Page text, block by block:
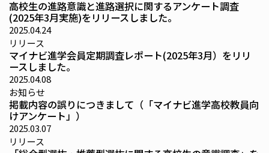
高校生の進路意識と進路選択に関するアンケート調査
(2025年3月実施)をリリースしました。
2025.04.24
リリース
マイナビ進学会員定期調査レポート(2025年3月）をリリ
ースしました。
2025.04.08
お知らせ
掲載内容の誤りにつきまして（「マイナビ進学高校教員向
けアンケート」）
2025.03.07
リリース